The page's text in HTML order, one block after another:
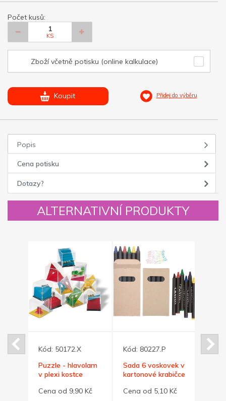
Počet kusů:
KS
Zboží včetně potisku (online kalkulace)
Koupit Přidej do výběru
Popis
Cena potisku
Dotazy?
ALTERNATIVNÍ PRODUKTY
Kód: 50172.X
Puzzle - hlavolam
v plexi kostce
Cena od 9,90 Kč
Kód: 80227.P
Sada 6 voskovek v
kartonové krabičce
Cena od 5,10 Kč
Kód: